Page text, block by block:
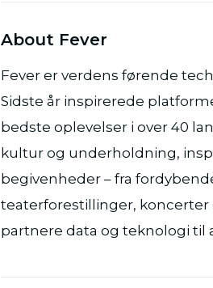
About Fever
Fever er verdens førende
Sidste år inspirerede
bedste oplevelser i over 40
kultur og underholdning,
begivenheder – fra
teaterforestillinger, koncerter
partnere data og teknologi til